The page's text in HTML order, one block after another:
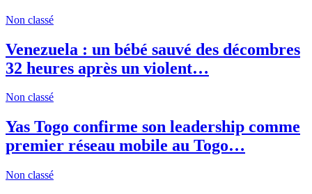
Non classé
Venezuela : un bébé sauvé des décombres
32 heures après un violent…
Non classé
Yas Togo confirme son leadership comme
premier réseau mobile au Togo…
Non classé